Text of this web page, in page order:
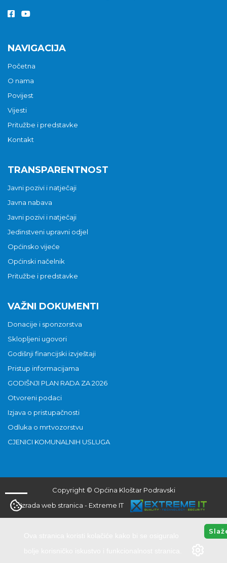
NAVIGACIJA
Početna
O nama
Povijest
Vijesti
Pritužbe i predstavke
Kontakt
TRANSPARENTNOST
Javni pozivi i natječaji
Javna nabava
Javni pozivi i natječaji
Jedinstveni upravni odjel
Općinsko vijeće
Općinski načelnik
Pritužbe i predstavke
VAŽNI DOKUMENTI
Donacije i sponzorstva
Sklopljeni ugovori
Godišnji financijski izvještaji
Pristup informacijama
GODIŠNJI PLAN RADA ZA 2026
Otvoreni podaci
Izjava o pristupačnosti
Odluka o mrtvozorstvu
CJENICI KOMUNALNIH USLUGA
Copyright © Općina Kloštar Podravski
Izrada web stranica - Extreme IT